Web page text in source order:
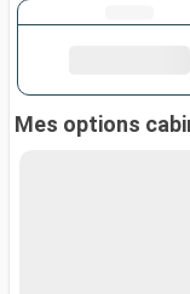
Mes options